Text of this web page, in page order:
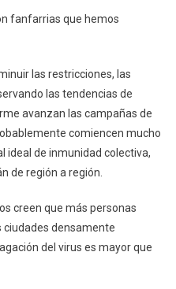
fanfarrias que hemos
las restricciones, las
las tendencias de
avanzan las campañas de
comiencen mucho
ideal de inmunidad colectiva,
de región a región.
creen que más personas
ciudades densamente
del virus es mayor que